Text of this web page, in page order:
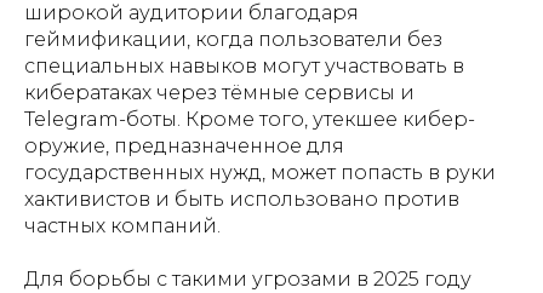
широкой аудитории благодаря
геймификации, когда пользователи без
специальных навыков могут участвовать в
кибератаках через тёмные сервисы и
Telegram-боты. Кроме того, утекшее кибер-
оружие, предназначенное для
государственных нужд, может попасть в руки
хактивистов и быть использовано против
частных компаний.
Для борьбы с такими угрозами в 2025 году